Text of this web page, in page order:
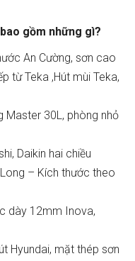
gồm những gì?
An Cường, sơn cao
từ Teka ,Hút mùi Teka,
Master 30L, phòng nhỏ
Daikin hai chiều
– Kích thước theo
dày 12mm Inova,
Hyundai, mặt thép sơn